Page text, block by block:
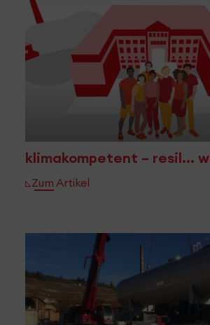
klimakompetent – resil...
Zum Artikel